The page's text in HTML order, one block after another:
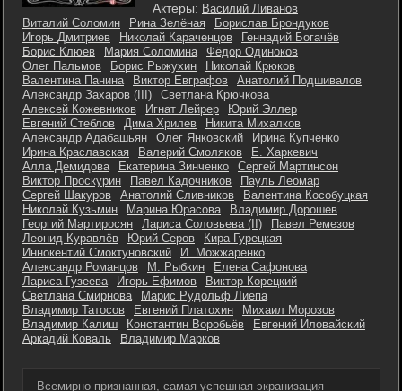
Актеры: Василий Ливанов
Виталий Соломин
Рина Зелёная
Борислав Брондуков
Игорь Дмитриев
Николай Караченцов
Геннадий Богачёв
Борис Клюев
Мария Соломина
Фёдор Одиноков
Олег Пальмов
Борис Рыжухин
Николай Крюков
Валентина Панина
Виктор Евграфов
Анатолий Подшивалов
Александр Захаров (III)
Светлана Крючкова
Алексей Кожевников
Игнат Лейрер
Юрий Эллер
Евгений Стеблов
Дима Хрилев
Никита Михалков
Александр Адабашьян
Олег Янковский
Ирина Купченко
Ирина Краславская
Валерий Смоляков
Е. Харкевич
Алла Демидова
Екатерина Зинченко
Сергей Мартинсон
Виктор Проскурин
Павел Кадочников
Пауль Леомар
Сергей Шакуров
Анатолий Сливников
Валентина Кособуцкая
Николай Кузьмин
Марина Юрасова
Владимир Дорошев
Георгий Мартиросян
Лариса Соловьева (II)
Павел Ремезов
Леонид Куравлёв
Юрий Серов
Кира Гурецкая
Иннокентий Смоктуновский
И. Можжаренко
Александр Романцов
М. Рыбкин
Елена Сафонова
Лариса Гузеева
Игорь Ефимов
Виктор Корецкий
Светлана Смирнова
Марис Рудольф Лиепа
Владимир Татосов
Евгений Платохин
Михаил Морозов
Владимир Калиш
Константин Воробьёв
Евгений Иловайский
Аркадий Коваль
Владимир Марков
Всемирно признанная, самая успешная экранизация